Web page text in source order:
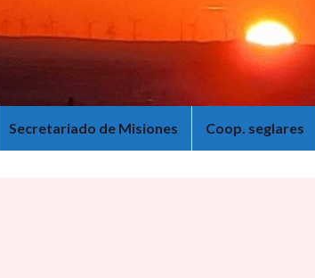
Secretariado de Misiones Coop. seglares